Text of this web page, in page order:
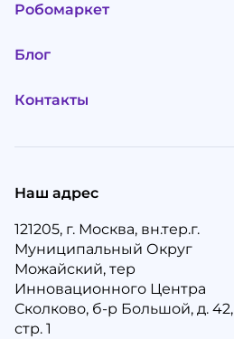
Робомаркет
Блог
Контакты
Наш адрес
121205, г. Москва, вн.тер.г.
Муниципальный Округ
Можайский, тер
Инновационного Центра
Сколково, б-р Большой, д. 42,
стр. 1